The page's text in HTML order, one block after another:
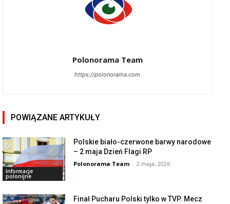
Polonorama Team
https://polonorama.com
POWIĄZANE ARTYKUŁY
Informacje
polonijne
Polskie biało-czerwone barwy narodowe
– 2 maja Dzień Flagi RP
Polonorama Team - 2 maja, 2026
Finał Pucharu Polski tylko w TVP. Mecz